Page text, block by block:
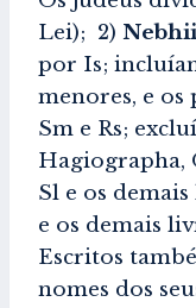
Lei); 2)
por Is;
menores, e os
Sm e Rs;
Hagiographa,
Sl e os
e os demais
Escritos
nomes dos